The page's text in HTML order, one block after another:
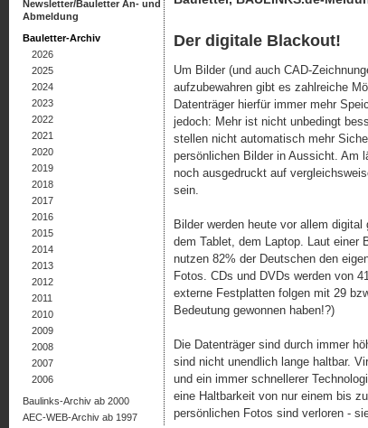
Der digitale Blackout!
Um Bilder (und auch CAD-
aufzubewahren gibt es zahlreiche
Datenträger hierfür immer mehr
jedoch: Mehr ist nicht unbedingt
stellen nicht automatisch mehr
persönlichen Bilder in Aussicht. Am
noch ausgedruckt auf
sein.
Bilder werden heute vor allem
dem Tablet, dem Laptop. Laut einer
nutzen 82% der Deutschen den
Fotos. CDs und DVDs werden von
externe Festplatten folgen mit 29
Bedeutung gewonnen haben!?)
Die Datenträger sind durch immer
sind nicht unendlich lange haltbar.
und ein immer schnellerer
eine Haltbarkeit von nur einem bis
persönlichen Fotos sind verloren -
Newsletter/Bauletter An- und
Abmeldung
Bauletter-Archiv
2026
2025
2024
2023
2022
2021
2020
2019
2018
2017
2016
2015
2014
2013
2012
2011
2010
2009
2008
2007
2006
Baulinks-Archiv ab 2000
AEC-WEB-Archiv ab 1997